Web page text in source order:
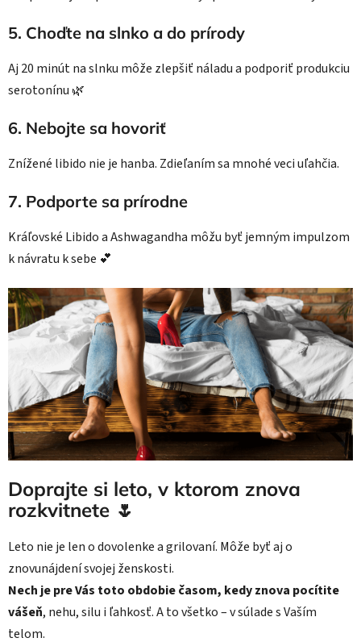
5. Choďte na slnko a do prírody
Aj 20 minút na slnku môže zlepšiť náladu a podporiť produkciu
serotonínu 🌿
6. Nebojte sa hovoriť
Znížené libido nie je hanba. Zdieľaním sa mnohé veci uľahčia.
7. Podporte sa prírodne
Kráľovské Libido a Ashwagandha môžu byť jemným impulzom
k návratu k sebe 💕
Doprajte si leto, v ktorom znova
rozkvitnete 🌷
Leto nie je len o dovolenke a grilovaní. Môže byť aj o
znovunájdení svojej ženskosti.
Nech je pre Vás toto obdobie časom, kedy znova pocítite
vášeň, nehu, silu i ľahkosť. A to všetko – v súlade s Vaším
telom.